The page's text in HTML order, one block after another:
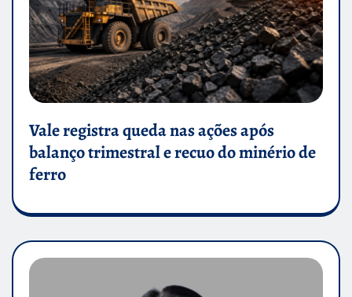
Vale registra queda nas ações após
balanço trimestral e recuo do minério de
ferro